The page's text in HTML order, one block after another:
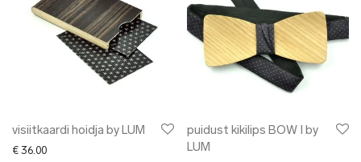
visiitkaardi hoidja by LUM
€ 36.00
puidust kikilips BOW I by
LUM